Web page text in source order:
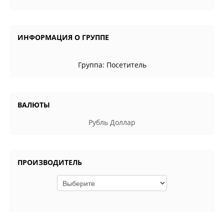
ИНФОРМАЦИЯ О ГРУППЕ
Группа: Посетитель
ВАЛЮТЫ
Рубль Доллар
ПРОИЗВОДИТЕЛЬ